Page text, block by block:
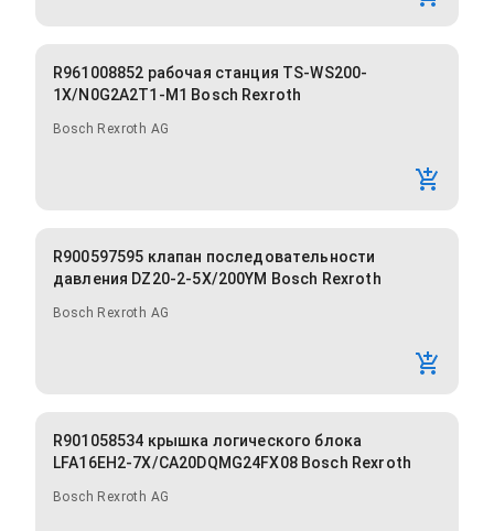
R961008852 рабочая станция TS-WS200-
1X/N0G2A2T1-M1 Bosch Rexroth
Bosch Rexroth AG
R900597595 клапан последовательности
давления DZ20-2-5X/200YM Bosch Rexroth
Bosch Rexroth AG
R901058534 крышка логического блока
LFA16EH2-7X/CA20DQMG24FX08 Bosch Rexroth
Bosch Rexroth AG